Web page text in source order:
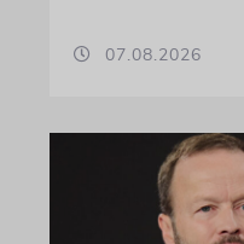
07.08.2026